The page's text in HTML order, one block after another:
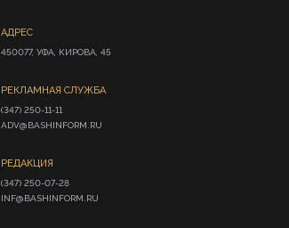
АДРЕС
450077, УФА, КИРОВА, 45
РЕКЛАМНАЯ СЛУЖБА
(347) 250-11-11
ADV@BASHINFORM.RU
РЕДАКЦИЯ
(347) 250-07-28
INF@BASHINFORM.RU